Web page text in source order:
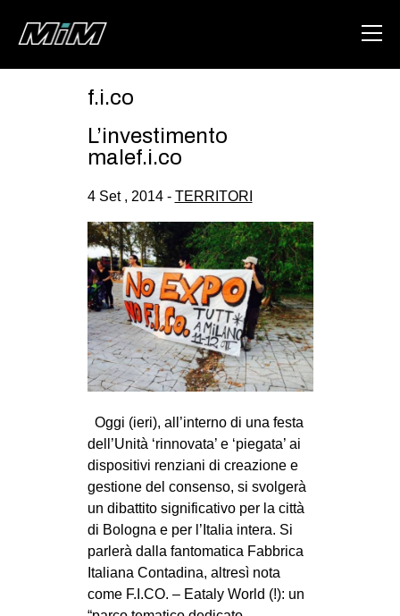
ABOUT
AREA
DEGENERAZIONE
GAZA FREESTYLE
CSOA LAMBRETTA
MSM
STUDENTI TSUNAMI
ZAM
MOBILITAZIONI
SPAZI
SPORT POPOLARE
MOVIMENTI
AMBIENTE
ANTIFASCISMO
f.i.co
L’investimento
malef.i.co
4 Set , 2014 - TERRITORI
Oggi (ieri), all’interno di una festa
dell’Unità ‘rinnovata’ e ‘piegata’ ai
dispositivi renziani di creazione e
gestione del consenso, si svolgerà
un dibattito significativo per la città
di Bologna e per l’Italia intera. Si
parlerà dalla fantomatica Fabbrica
Italiana Contadina, altresì nota
come F.I.CO. – Eataly World (!): un